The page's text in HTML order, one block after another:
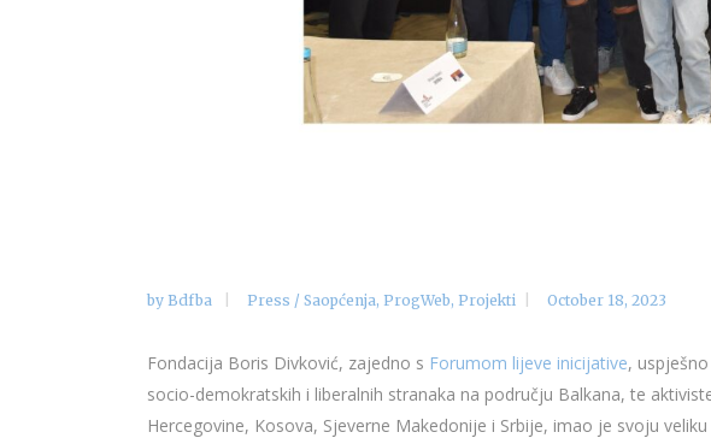
by Bdfba Press / Saopćenja, ProgWeb, Projekti October 18, 2023
Fondacija Boris Divković, zajedno s Forumom lijeve inicijative,
socio-demokratskih i liberalnih stranaka na području Balkana, te
Hercegovine, Kosova, Sjeverne Makedonije i Srbije, imao je svoju